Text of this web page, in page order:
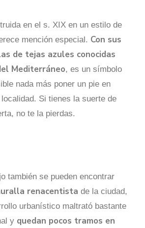
en el s. XIX en un estilo de
mención especial. Con sus
de tejas azules conocidas
Mediterráneo, es un símbolo
nada más poner un pie en
Si tienes la suerte de
no te la pierdas.
también se pueden encontrar
renacentista de la ciudad,
urbanístico maltrató bastante
y quedan pocos tramos en